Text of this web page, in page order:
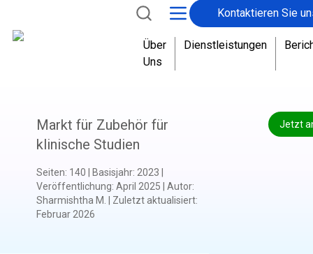
Kontaktieren Sie
Über
Uns
Dienstleistungen
Jetzt
Markt für Zubehör für
klinische Studien
Seiten: 140 Basisjahr: 2023
Veröffentlichung: April 2025 Autor:
Sharmishtha M.
Zuletzt aktualisiert:
Februar 2026